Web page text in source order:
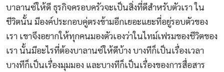
บาลานซ์ให้ดี ธุรกิจครอบครัวจะเป็นสิ่งที่ดีสำหรับตัวเรา ใน
ชีวิตนั้น มีองค์ประกอบคู่ตรงข้ามอีกเยอะแยะที่อยู่รอบตัวของ
เรา เขาจึงอยากให้ทุกคนมองตัวเองว่าในไทม์เฟรมของชีวิตของ
เรา นั้นมีอะไรที่ต้องบาลานซ์ให้ดีบ้าง บางทีก็เป็นเรื่องเวลา
บางทีก็เป็นเรื่องมุมมอง และบางทีก็เป็นเรื่องของการสื่อสาร